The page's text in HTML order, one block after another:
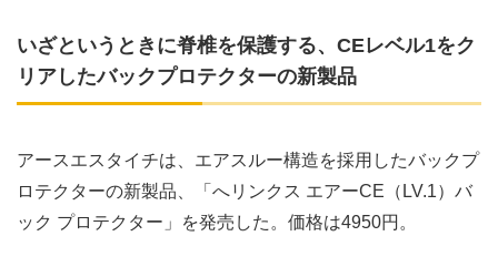
いざというときに脊椎を保護する、CEレベル1をク
リアしたバックプロテクターの新製品
アースエスタイチは、エアスルー構造を採用したバックプ
ロテクターの新製品、「へリンクス エアーCE（LV.1）バ
ック プロテクター」を発売した。価格は4950円。